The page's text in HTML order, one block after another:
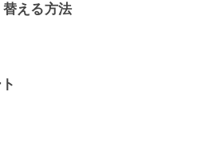
える方法